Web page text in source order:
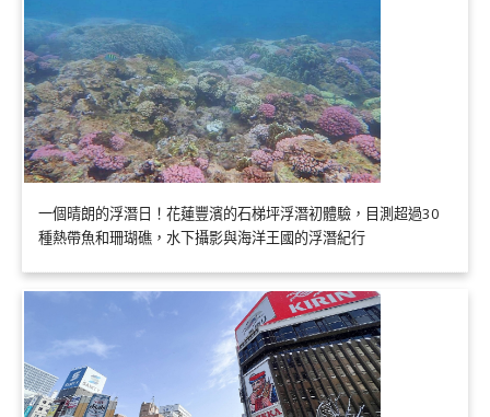
一個晴朗的浮潛日！花蓮豐濱的石梯坪浮潛初體驗，目測超過30
種熱帶魚和珊瑚礁，水下攝影與海洋王國的浮潛紀行